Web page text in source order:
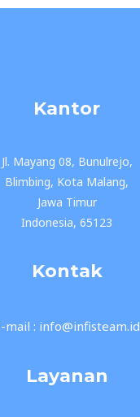
Kantor
Jl. Mayang 08, Bunulrejo,
Blimbing, Kota Malang,
Jawa Timur
Indonesia, 65123
Kontak
mail : info@infisteam.id
Layanan